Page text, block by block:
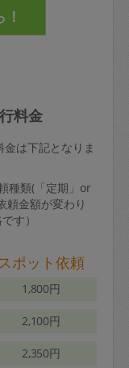
料金
は下記となりま
種類(「定期」or
頼金額が変わり
す）
ポット依頼
1,800円
2,100円
2,350円